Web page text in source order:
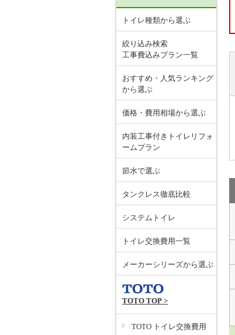
トイレ種類から選ぶ
絞り込み検索
工事費込みプラン一覧
おすすめ・人気ランキング
から選ぶ
価格・費用相場から選ぶ
内装工事付きトイレリフォ
ームプラン
節水で選ぶ
タンクレス徹底比較
システムトイレ
トイレ交換費用一覧
メーカーシリーズから選ぶ
TOTO TOP >
TOTO トイレ交換費用